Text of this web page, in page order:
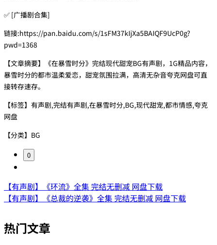
✅ [广播剧合集]
链接:https://pan.baidu.com/s/1sFM37kIjXa5BAIQF9UcP0g?
pwd=1368
【文章摘要】《在暴雪时分》完结现代甜宠BG有声剧，1G精品内容，
暴雪时分的都市温柔爱恋，甜宠氛围拉满，高清无杂音夸克网盘可直
接转存速存。
【标签】有声剧,完结有声剧,在暴雪时分,BG,现代甜宠,都市情感,夸克
网盘
【分类】BG
0
【有声剧】《环流》全集 完结无删减 网盘下载
【有声剧】《总裁的逆袭》全集 完结无删减 网盘下载
热门文章